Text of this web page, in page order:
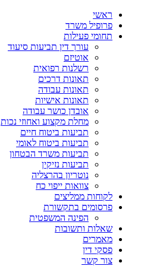
ראשי
פרופיל משרד
תחומי פעילות
עורך דין תביעות סיעוד
אוטיזם
רשלנות רפואית
תאונות דרכים
תאונות עבודה
תאונות אישיות
אובדן כושר עבודה
מחלת מקצוע ואחוזי נכות
תביעות ביטוח חיים
תביעות ביטוח לאומי
תביעות משרד הבטחון
תביעות נזיקין
נוטריון בהרצליה
צוואות ייפוי כח
לקוחות ממליצים
פרסומים בתקשורת
הפינה המשפטית
שאלות ותשובות
מאמרים
פסקי דין
צור קשר